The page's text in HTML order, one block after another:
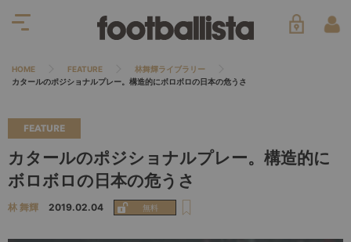
HOME FEATURE
林舞輝ライブラリー
カタールのポジショナルプレー。構造的にボロボロの日本の危うさ
FEATURE
カタールのポジショナルプレー。構造的に
ボロボロの日本の危うさ
林 舞輝 2019.02.04